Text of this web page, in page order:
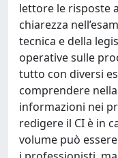
lettore le risposte
chiarezza
tecnica e della
operative sulle
tutto con diversi
comprendere
informazioni nei
redigere il CI è in
volume può